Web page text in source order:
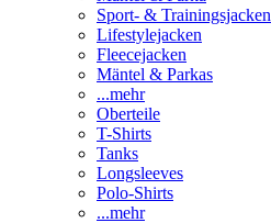
Sport- & Trainingsjacken
Lifestylejacken
Fleecejacken
Mäntel & Parkas
...mehr
Oberteile
T-Shirts
Tanks
Longsleeves
Polo-Shirts
...mehr